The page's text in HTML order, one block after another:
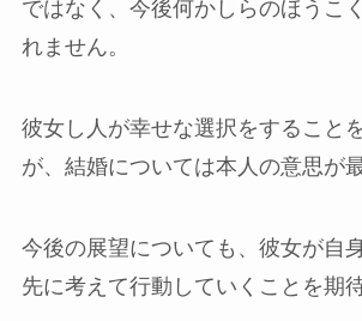
ではなく、今後何かしらのほうこ
れません。
彼女し人が幸せな選択をすること
が、結婚については本人の意思が
今後の展望についても、彼女が自
先に考えて行動していくことを期